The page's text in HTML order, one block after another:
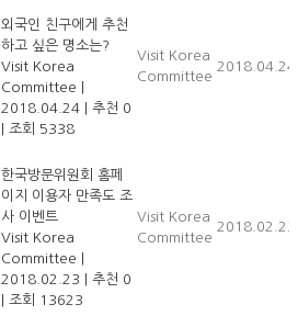
외국인 친구에게 추천
하고 싶은 명소는?
Visit Korea
Committee
2018.04.24
추천 0
조회 5338
Visit Korea
Committee
2018.04.24
한국방문위원회 홈페
이지 이용자 만족도 조
사 이벤트
Visit Korea
Committee
2018.02.23
추천 0
조회 13623
Visit Korea
Committee
2018.02.23